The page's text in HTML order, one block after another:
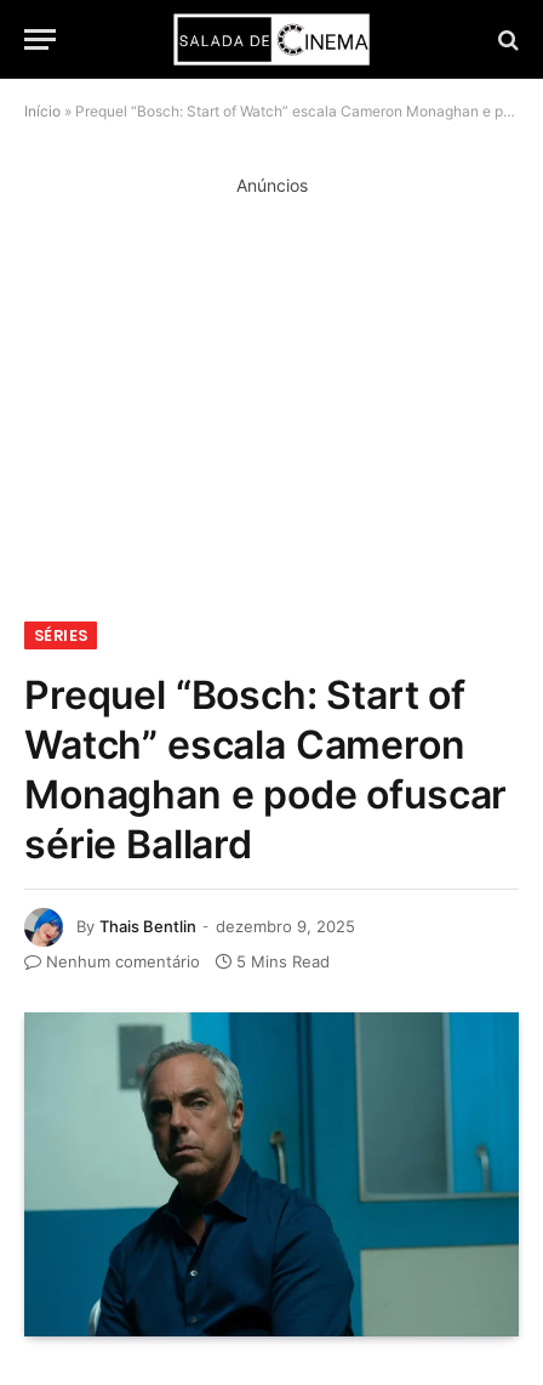
Início » Prequel “Bosch: Start of Watch” escala Cameron Monaghan e pode ofuscar série Ballard
Anúncios
SÉRIES
Prequel “Bosch: Start of
Watch” escala Cameron
Monaghan e pode ofuscar
série Ballard
By Thais Bentlin
dezembro 9, 2025
Nenhum comentário
5 Mins Read